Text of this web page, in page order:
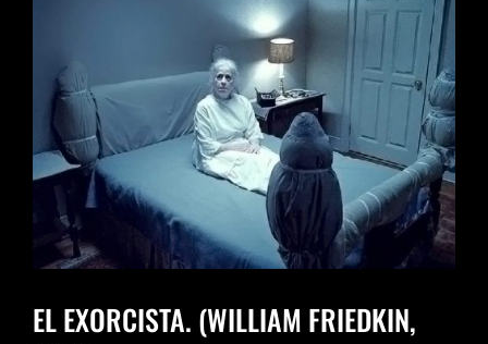
EL EXORCISTA. (WILLIAM FRIEDKIN,